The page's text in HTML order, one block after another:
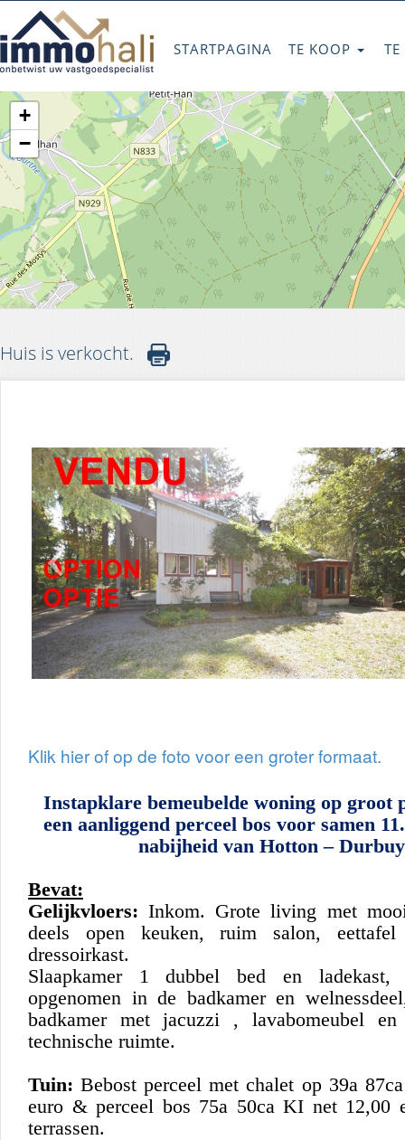
STARTPAGINA TE KOOP
+
−
Huis is verkocht.
Klik hier of op de foto voor een groter formaat.
Instapklare bemeubelde woning op groot
een aanliggend perceel bos voor samen
nabijheid van Hotton –
Bevat:
Gelijkvloers: Inkom. Grote living met
deels open keuken, ruim salon,
dressoirkast.
Slaapkamer 1 dubbel bed en ladekast,
opgenomen in de badkamer en
badkamer met jacuzzi , lavabomeubel
technische ruimte.
Tuin: Bebost perceel met chalet op 39a
euro & perceel bos 75a 50ca KI net 12,00
terrassen.